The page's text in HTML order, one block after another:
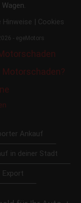
| Cookies
- egeMotors
Motorschaden?
Ankauf
in deiner Stadt
Export